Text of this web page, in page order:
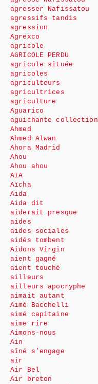
agresser Nafissatou
agressifs tandis
agression
Agrexco
agricole
AGRICOLE PERDU
agricole située
agricoles
agriculteurs
agricultrices
agriculture
Aguarico
aguichante collection
Ahmed
Ahmed Alwan
Ahora Madrid
Ahou
Ahou ahou
AIA
Aïcha
Aida
Aida dit
aiderait presque
aides
aides sociales
aidés tombent
Aidons Virgin
aient gagné
aient touché
ailleurs
ailleurs apocryphe
aimait autant
Aimé Bacchelli
aimé capitaine
aime rire
Aimons-nous
Ain
aîné s’engage
air
Air Bel
Air breton